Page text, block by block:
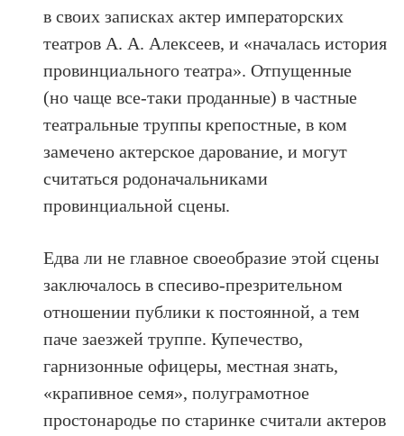
в своих записках актер императорских
театров А. А. Алексеев, и «началась история
провинциального театра». Отпущенные
(но чаще все-таки проданные) в частные
театральные труппы крепостные, в ком
замечено актерское дарование, и могут
считаться родоначальниками
провинциальной сцены.
Едва ли не главное своеобразие этой сцены
заключалось в спесиво-презрительном
отношении публики к постоянной, а тем
паче заезжей труппе. Купечество,
гарнизонные офицеры, местная знать,
«крапивное семя», полуграмотное
простонародье по старинке считали актеров